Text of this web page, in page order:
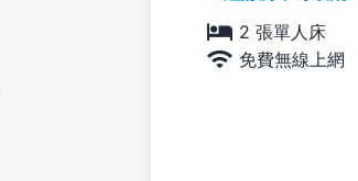
2 張單人床
免費無線上網